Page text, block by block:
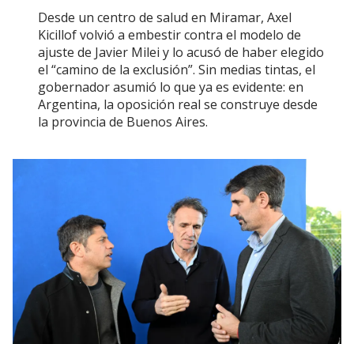
Desde un centro de salud en Miramar, Axel
Kicillof volvió a embestir contra el modelo de
ajuste de Javier Milei y lo acusó de haber elegido
el “camino de la exclusión”. Sin medias tintas, el
gobernador asumió lo que ya es evidente: en
Argentina, la oposición real se construye desde
la provincia de Buenos Aires.